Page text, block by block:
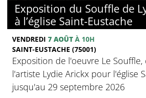
Exposition du Souffle de
à l’église Saint-Eustache
VENDREDI 7 AOÛT À 10H
SAINT-EUSTACHE (75001)
Exposition de l'oeuvre Le
l'artiste Lydie Arickx pour l'église
jusqu'au 29 septembre 2026